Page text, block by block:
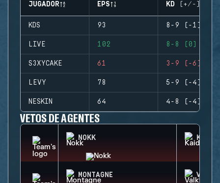
JUGADOR EPS KD (+/-)
KDS 93 8-9 (-1)
LIVE 102 8-8 (0)
S3XYCAKE 61 3-9 (-6)
LEVY 78 5-9 (-4)
NESKIN 64 4-8 (-4)
VETOS DE AGENTES
NOKK KAID
MONTAGNE